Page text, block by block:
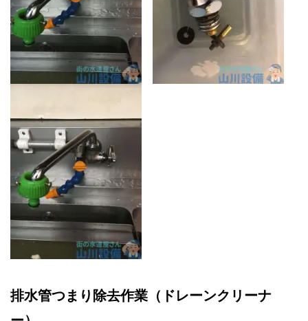
排水管つまり除去作業（ドレーンクリーナ